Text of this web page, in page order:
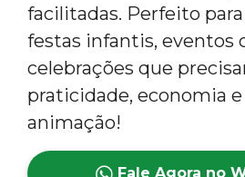
facilitadas. Perfeito
festas infantis, eventos
celebrações que
praticidade, economia
animação!
Fale Agora no